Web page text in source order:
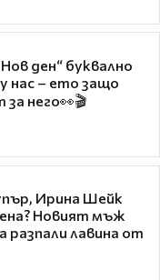
ден“ буквално
нас – ето защо
за него👀🎬
Ирина Шейк
Новият мъж
разпали лавина от